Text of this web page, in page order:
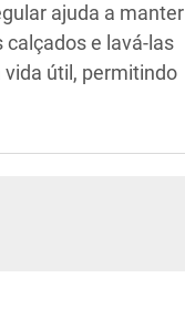
ajuda a manter
e lavá-las
útil, permitindo